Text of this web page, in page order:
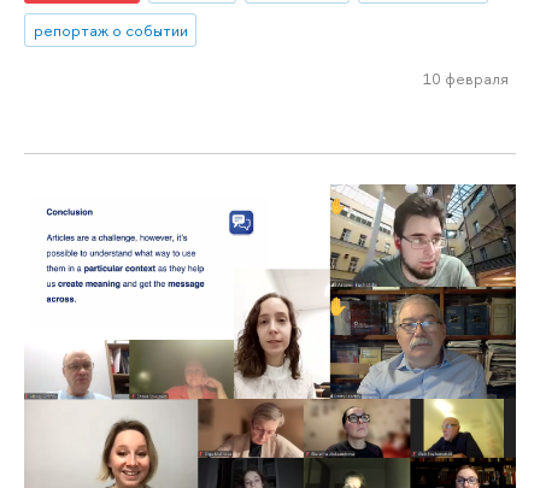
репортаж о событии
10 февраля